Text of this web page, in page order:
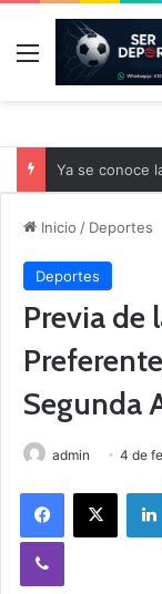
Menú
Inicio / Deportes
Deportes
Previa de
Segunda
admin 4 de